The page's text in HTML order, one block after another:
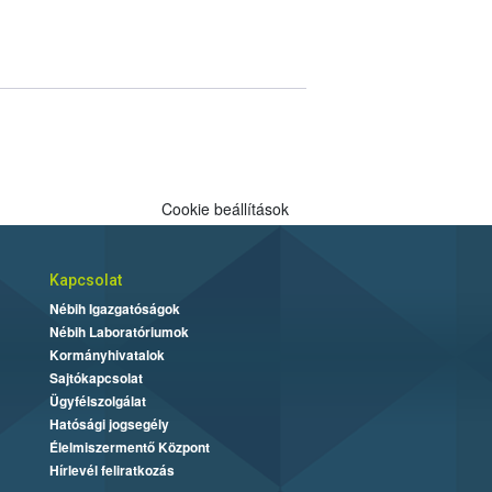
Cookie beállítások
Kapcsolat
Nébih Igazgatóságok
Nébih Laboratóriumok
Kormányhivatalok
Sajtókapcsolat
Ügyfélszolgálat
Hatósági jogsegély
Élelmiszermentő Központ
Hírlevél feliratkozás